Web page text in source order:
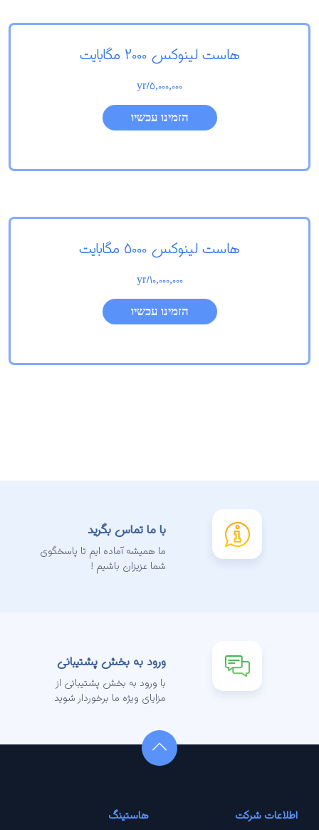
هاست لینوکس 2000 مگابایت
5,000,000
/yr
הזמינו עכשיו
هاست لینوکس 5000 مگابایت
10,000,000
/yr
הזמינו עכשיו
با ما تماس بگرید
ما همیشه آماده ایم تا پاسخگوی
شما عزیزان باشیم !
ورود به بخش پشتیبانی
با ورود به بخش پشتیبانی از
مزایای ویژه ما برخوردار شوید
اطلاعات شرکت هاستینگ